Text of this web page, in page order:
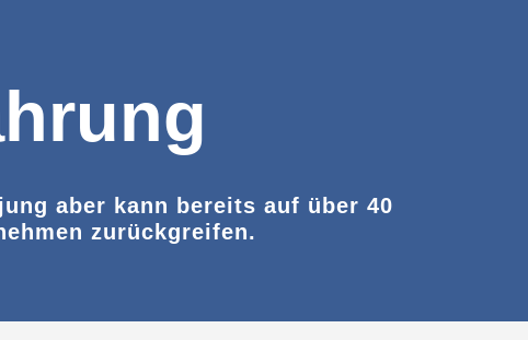
aber kann bereits auf über 40
zurückgreifen.